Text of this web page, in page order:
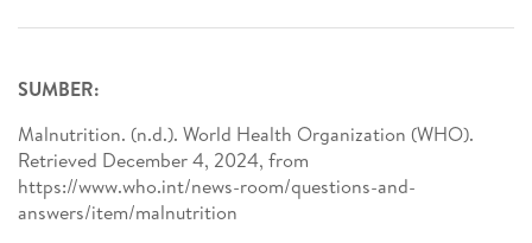
SUMBER:
Malnutrition. (n.d.). World Health Organization (WHO).
Retrieved December 4, 2024, from
https://www.who.int/news-room/questions-and-
answers/item/malnutrition